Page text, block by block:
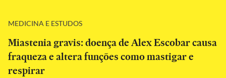
MEDICINA E ESTUDOS
Miastenia gravis: doença de Alex Escobar causa
fraqueza e altera funções como mastigar e
respirar